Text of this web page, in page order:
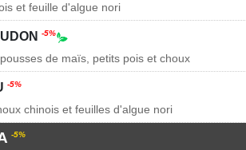
et feuille d'algue nori
-5%
de maïs, petits pois et choux
-5%
chinois et feuilles d'algue nori
-5%